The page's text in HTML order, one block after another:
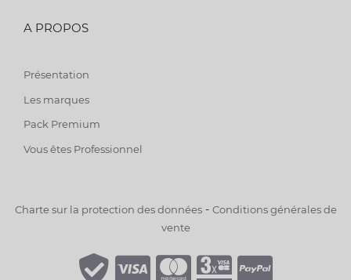
A PROPOS
Présentation
Les marques
Pack Premium
Vous êtes Professionnel
Charte sur la protection des données- Conditions générales de
vente